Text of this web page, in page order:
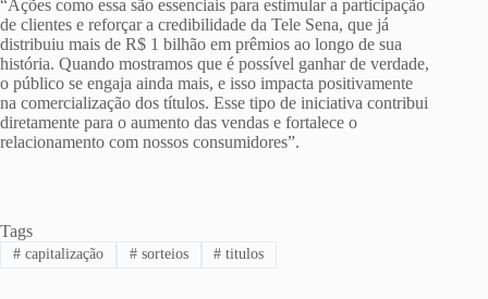
“Ações como essa são essenciais para estimular a participação
de clientes e reforçar a credibilidade da Tele Sena, que já
distribuiu mais de R$ 1 bilhão em prêmios ao longo de sua
história. Quando mostramos que é possível ganhar de verdade,
o público se engaja ainda mais, e isso impacta positivamente
na comercialização dos títulos. Esse tipo de iniciativa contribui
diretamente para o aumento das vendas e fortalece o
relacionamento com nossos consumidores”.
Tags
#capitalização #sorteios # titulos